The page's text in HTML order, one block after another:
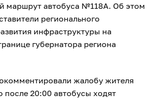
маршрут автобуса №118А. Об этом
регионального
инфраструктуры на
губернатора региона
жалобу жителя
после 20:00 автобусы ходят